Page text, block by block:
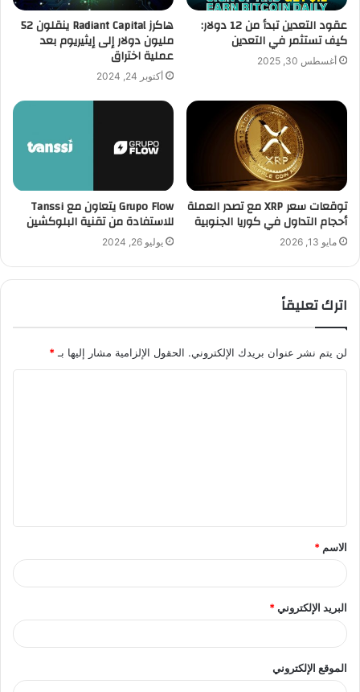
عقود التعدين تبدأ من 12 دولار:
كيف تستثمر في التعدين
أغسطس 30, 2025
هاكرز Radiant Capital ينقلون 52
مليون دولار إلى إيثيريوم بعد
عملية اختراق
أكتوبر 24, 2024
توقعات سعر XRP مع تصدر العملة
أحجام التداول في كوريا الجنوبية
مايو 13, 2026
Grupo Flow يتعاون مع Tanssi
للاستفادة من تقنية البلوكشين
يوليو 26, 2024
اترك تعليقاً
لن يتم نشر عنوان بريدك الإلكتروني. الحقول الإلزامية مشار إليها بـ *
ق
*
الاسم *
البريد الإلكتروني*
الموقع الإلكتروني